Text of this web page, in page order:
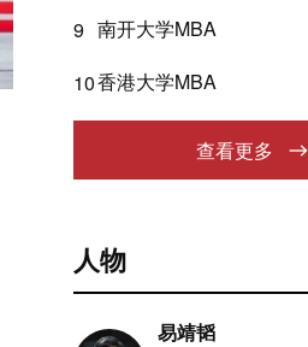
9 南开大学MBA
10香港大学MBA
查看更多
人物
易靖韬